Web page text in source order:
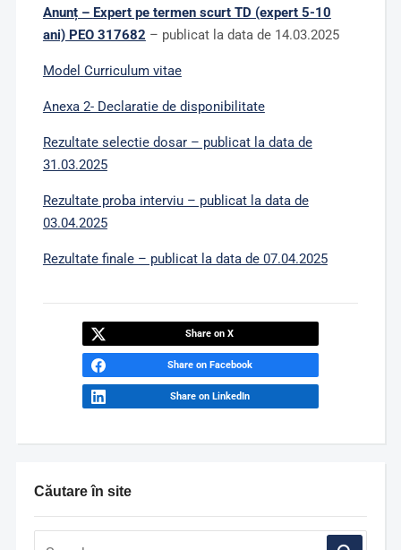
Căutare în site
Anunț – Expert pe termen scurt TD (expert 5-10
ani)PEO 317682 – publicat la data de 14.03.2025
Model Curriculum vitae
Anexa 2- Declaratie de disponibilitate
Rezultate selectie dosar – publicat la data de
31.03.2025
Rezultate proba interviu – publicat la data de
03.04.2025
Rezultate finale – publicat la data de 07.04.2025
Share on X
Share on Facebook
Share on LinkedIn